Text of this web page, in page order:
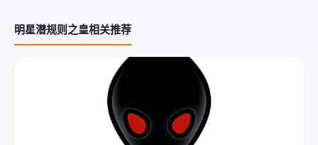
明星潜规则之皇相关推荐